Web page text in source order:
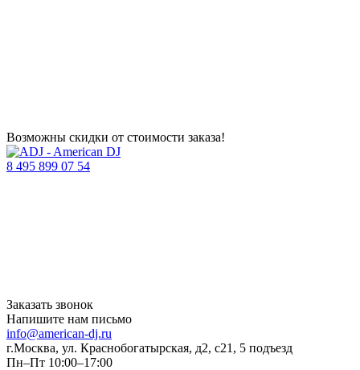
Возможны скидки от стоимости заказа!
8 495 899 07 54
Заказать звонок
Напишите нам письмо
info@american-dj.ru
г.Москва, ул. Краснобогатырская, д2, с21, 5 подъезд
Пн–Пт 10:00–17:00